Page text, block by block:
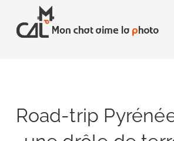
content
Road-trip